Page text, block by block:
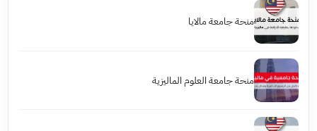
منحة جامعة مالايا
منحة جامعة العلوم الماليزية